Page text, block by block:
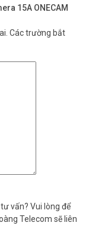
15A ONECAM
Các trường bắt
vấn? Vui lòng để
Telecom sẽ liên